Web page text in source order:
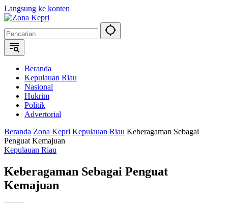
Langsung ke konten
Beranda
Kepulauan Riau
Nasional
Hukrim
Politik
Advertorial
Beranda Zona Kepri Kepulauan Riau Keberagaman Sebagai
Penguat Kemajuan
Kepulauan Riau
Keberagaman Sebagai Penguat
Kemajuan